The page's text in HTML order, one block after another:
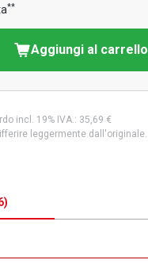
**
Aggiungi al carrello
incl. 19% IVA.: 35,69 €
leggermente dall'originale.
)